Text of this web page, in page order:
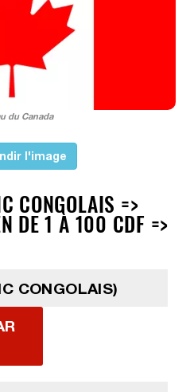
du Canada
l'image
CONGOLAIS =>
DE 1 À 100 CDF =>
CONGOLAIS)